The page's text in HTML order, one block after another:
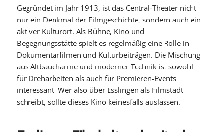
Gegründet im Jahr 1913, ist das Central-Theater nicht
nur ein Denkmal der Filmgeschichte, sondern auch ein
aktiver Kulturort. Als Bühne, Kino und
Begegnungsstätte spielt es regelmäßig eine Rolle in
Dokumentarfilmen und Kulturbeiträgen. Die Mischung
aus Altbaucharme und moderner Technik ist sowohl
für Dreharbeiten als auch für Premieren-Events
interessant. Wer also über Esslingen als Filmstadt
schreibt, sollte dieses Kino keinesfalls auslassen.